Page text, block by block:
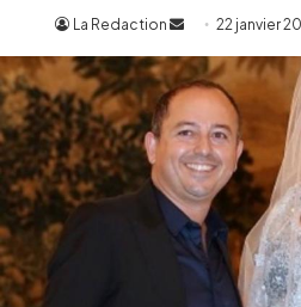
La Redaction
Envoyer
un
courriel
22 janvier